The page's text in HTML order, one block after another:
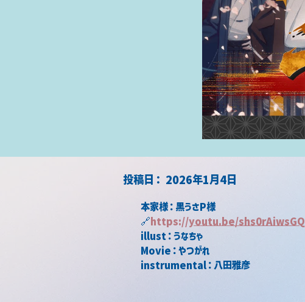
2026年1月4日
​投稿日：
本家様：黒うさP様
🔗https://youtu.be/shs0rAiwsGQ
illust：うなちゃ
Movie：やつがれ
instrumental：八田雅彦